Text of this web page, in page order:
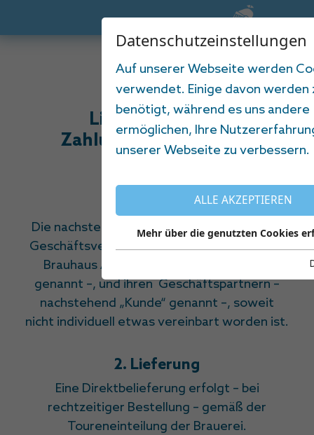
Lieferungs- und
Zahlungsbedingungen
1. Einbeziehung
Die nachstehenden Bedingungen gelten im
Geschäftsverkehr zwischen der Landshuter
Brauhaus AG – nachstehend „Brauerei“
genannt –, und ihren Geschäftspartnern –
nachstehend „Kunde“ genannt –, soweit
nicht individuell etwas vereinbart worden ist.
2. Lieferung
Eine Direktbelieferung erfolgt – bei
rechtzeitiger Bestellung – gemäß der
Toureneinteilung der Brauerei.
Datenschutzeinstellungen
Auf unserer Webseite werden
verwendet. Einige davon werden
benötigt, während es uns andere
ermöglichen, Ihre
unserer Webseite zu verbessern.
ALLE AKZEPTIEREN
Mehr über die genutzten Cookies